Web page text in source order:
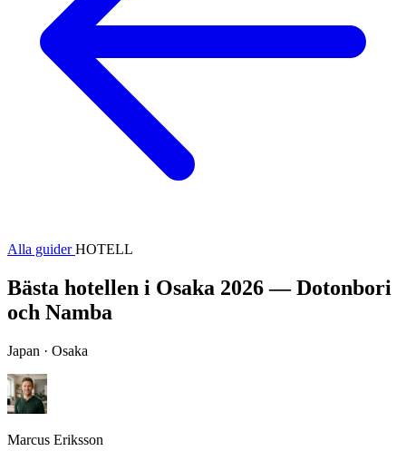
Alla guiderHOTELL
Bästa hotellen i Osaka 2026 — Dotonbori
och Namba
Japan · Osaka
Marcus Eriksson